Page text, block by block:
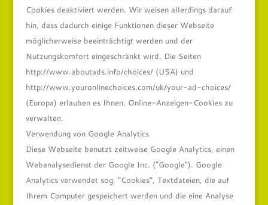
Cookies deaktiviert werden. Wir weisen allerdings darauf
hin, dass dadurch einige Funktionen dieser Webseite
möglicherweise beeinträchtigt werden und der
Nutzungskomfort eingeschränkt wird. Die Seiten
http://www.aboutads.info/choices/ (USA) und
http://www.youronlinechoices.com/uk/your-ad-choices/
(Europa) erlauben es Ihnen, Online-Anzeigen-Cookies zu
verwalten.
Verwendung von Google Analytics
Diese Webseite benutzt zeitweise Google Analytics, einen
Webanalysedienst der Google Inc. (“Google”). Google
Analytics verwendet sog. “Cookies”, Textdateien, die auf
Ihrem Computer gespeichert werden und die eine Analyse